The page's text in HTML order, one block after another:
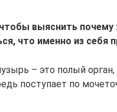
выяснить
что именно из себя
– это полый
поступает по